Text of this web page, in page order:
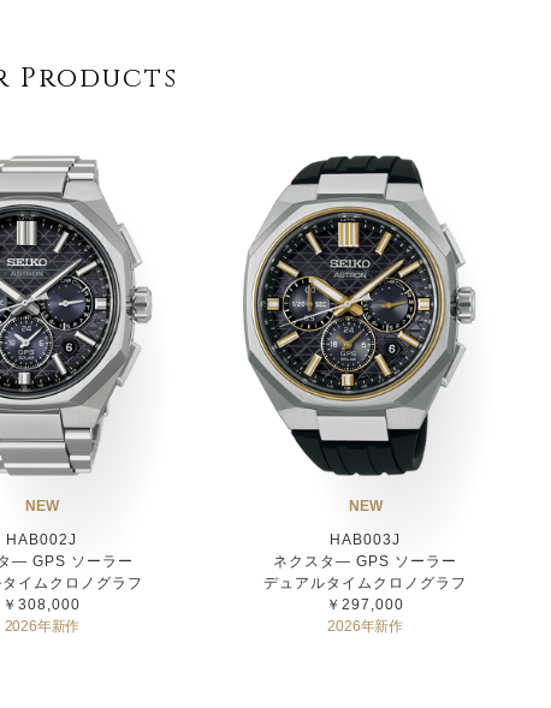
Products
NEW
HAB002J
― GPS ソーラー
イムクロノグラフ
￥308,000
2026年新作
NEW
HAB003J
ネクスタ― GPS ソーラー
デュアルタイムクロノグラフ
￥297,000
2026年新作